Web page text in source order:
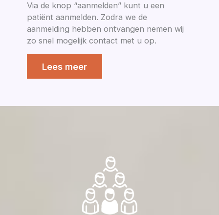
Via de knop “aanmelden” kunt u een
patiënt aanmelden. Zodra we de
aanmelding hebben ontvangen nemen wij
zo snel mogelijk contact met u op.
Lees meer